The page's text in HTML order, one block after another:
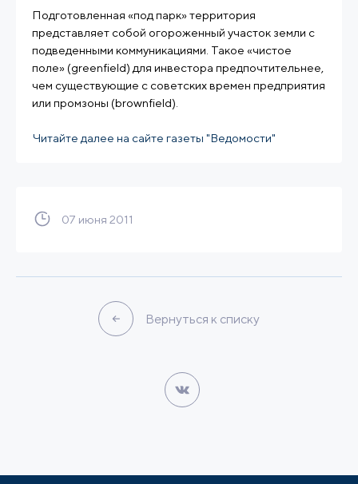
Подготовленная «под парк» территория
представляет собой огороженный участок земли с
подведенными коммуникациями. Такое «чистое
поле» (greenfield) для инвестора предпочтительнее,
чем существующие с советских времен предприятия
или промзоны (brownfield).
Читайте далее на сайте газеты "Ведомости"
07 июня 2011
Вернуться к списку